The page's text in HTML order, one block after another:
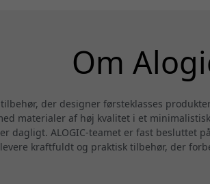
Om
der designer førsteklasses
materialer af høj kvalitet i et
dagligt. ALOGIC-teamet er fast
kraftfuldt og praktisk tilbehør, der